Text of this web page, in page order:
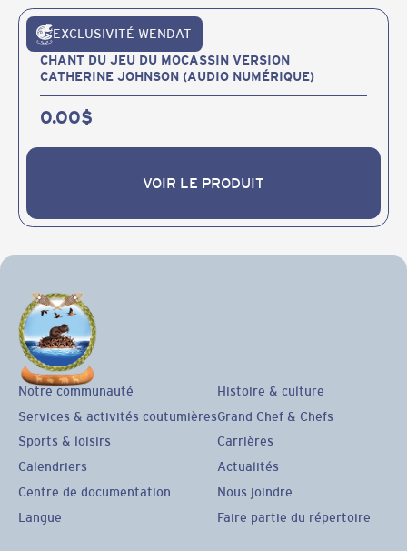
EXCLUSIVITÉ WENDAT
Publications et produits
CHANT DU JEU DU MOCASSIN VERSION
CATHERINE JOHNSON (AUDIO NUMÉRIQUE)
0.00$
VOIR LE PRODUIT
VOIR LE PRODUIT
Notre communauté
Services & activités coutumières
Sports & loisirs
Calendriers
Centre de documentation
Langue
Histoire & culture
Grand Chef & Chefs
Carrières
Actualités
Nous joindre
Faire partie du répertoire